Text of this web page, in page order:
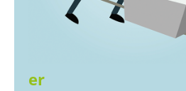
er